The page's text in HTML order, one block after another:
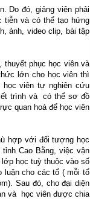
Do đó, giảng viên phải
tiễn và có thể tạo hứng
ảnh, video clip, bài tập
thuyết phục học viên và
lớn cho học viên thì
viên tự nghiên cứu
trình và có thể sơ đồ
quan hoá để học viên
hợp với đối tượng học
Cao Bằng, việc vận
học tuỳ thuộc vào số
luận cho các tổ ( mỗi tổ
Sau đó, cho đại diện
và học viên được chia